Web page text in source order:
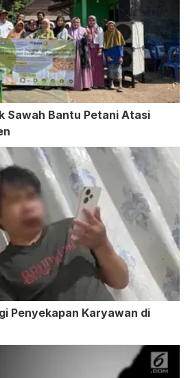
Sawah Bantu Petani Atasi
Penyekapan Karyawan di